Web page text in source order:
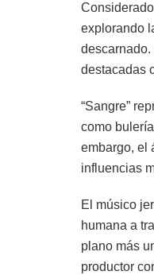
explorando
descarnado.
destacadas
“Sangre”
como
embargo, el
influencias
El músico
humana a
plano más
productor